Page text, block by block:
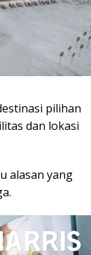
pilihan
dan lokasi
alasan yang